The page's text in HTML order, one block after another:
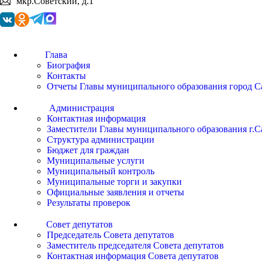
Глава
Биография
Контакты
Отчеты Главы муниципального образования город
Администрация
Контактная информация
Заместители Главы муниципального образования
Структура администрации
Бюджет для граждан
Муниципальные услуги
Муниципальный контроль
Муниципальные торги и закупки
Официальные заявления и отчеты
Результаты проверок
Совет депутатов
Председатель Совета депутатов
Заместитель председателя Совета депутатов
Контактная информация Совета депутатов